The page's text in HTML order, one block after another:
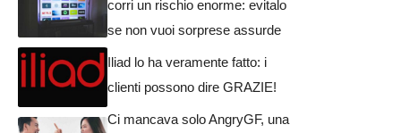
corri un rischio enorme: evitalo
se non vuoi sorprese assurde
Iliad lo ha veramente fatto: i
clienti possono dire GRAZIE!
Ci mancava solo AngryGF, una